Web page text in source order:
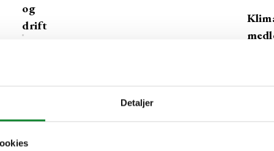
Detaljer
og
drift
Tips,
og
værktøjer